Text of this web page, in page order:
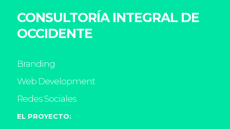
CONSULTORÍA INTEGRAL DE
OCCIDENTE
Branding
Web Development
Redes Sociales
EL PROYECTO: